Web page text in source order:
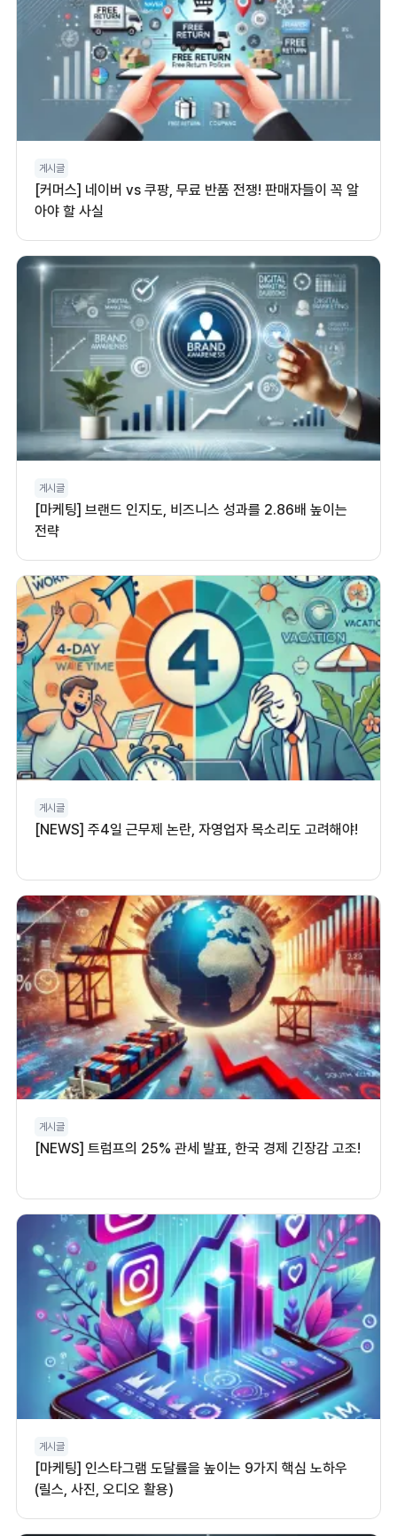
게시글
[커머스] 네이버 vs 쿠팡, 무료 반품 전쟁! 판매자들이 꼭 알
아야 할 사실
게시글
[마케팅] 브랜드 인지도, 비즈니스 성과를 2.86배 높이는
전략
게시글
[NEWS] 주4일 근무제 논란, 자영업자 목소리도 고려해야!
게시글
[NEWS] 트럼프의 25% 관세 발표, 한국 경제 긴장감 고조!
게시글
[마케팅] 인스타그램 도달률을 높이는 9가지 핵심 노하우
(릴스, 사진, 오디오 활용)